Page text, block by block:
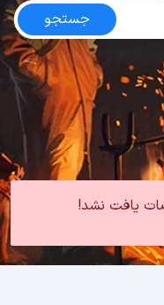
جستجو
امتیاز5 از5| از100 کاربر
یافت نشد!